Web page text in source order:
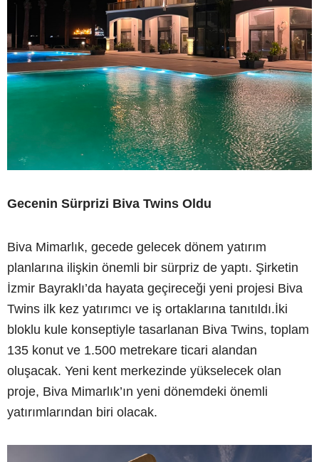
Gecenin Sürprizi Biva Twins Oldu
Biva Mimarlık, gecede gelecek dönem yatırım
planlarına ilişkin önemli bir sürpriz de yaptı. Şirketin
İzmir Bayraklı’da hayata geçireceği yeni projesi Biva
Twins ilk kez yatırımcı ve iş ortaklarına tanıtıldı.İki
bloklu kule konseptiyle tasarlanan Biva Twins, toplam
135 konut ve 1.500 metrekare ticari alandan
oluşacak. Yeni kent merkezinde yükselecek olan
proje, Biva Mimarlık’ın yeni dönemdeki önemli
yatırımlarından biri olacak.